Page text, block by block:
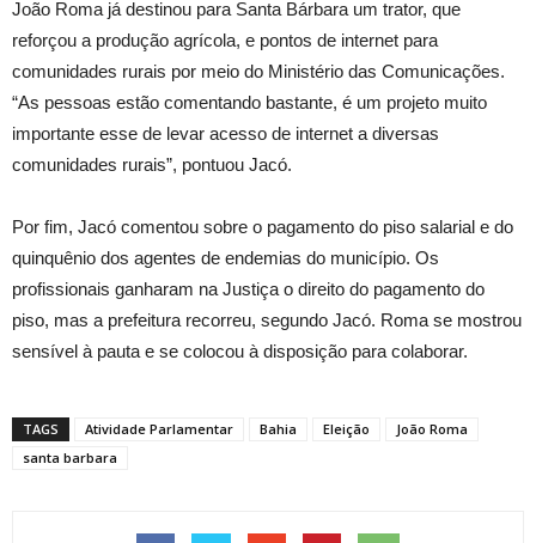
João Roma já destinou para Santa Bárbara um trator, que
reforçou a produção agrícola, e pontos de internet para
comunidades rurais por meio do Ministério das Comunicações.
“As pessoas estão comentando bastante, é um projeto muito
importante esse de levar acesso de internet a diversas
comunidades rurais”, pontuou Jacó.
Por fim, Jacó comentou sobre o pagamento do piso salarial e do
quinquênio dos agentes de endemias do município. Os
profissionais ganharam na Justiça o direito do pagamento do
piso, mas a prefeitura recorreu, segundo Jacó. Roma se mostrou
sensível à pauta e se colocou à disposição para colaborar.
TAGS Atividade Parlamentar Bahia Eleição
João Roma
santa barbara